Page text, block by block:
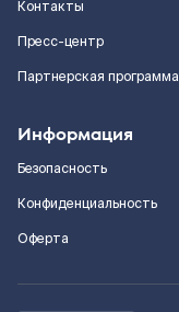
Контакты
Пресс-центр
Партнерская программа
Информация
Безопасность
Конфиденциальность
Оферта